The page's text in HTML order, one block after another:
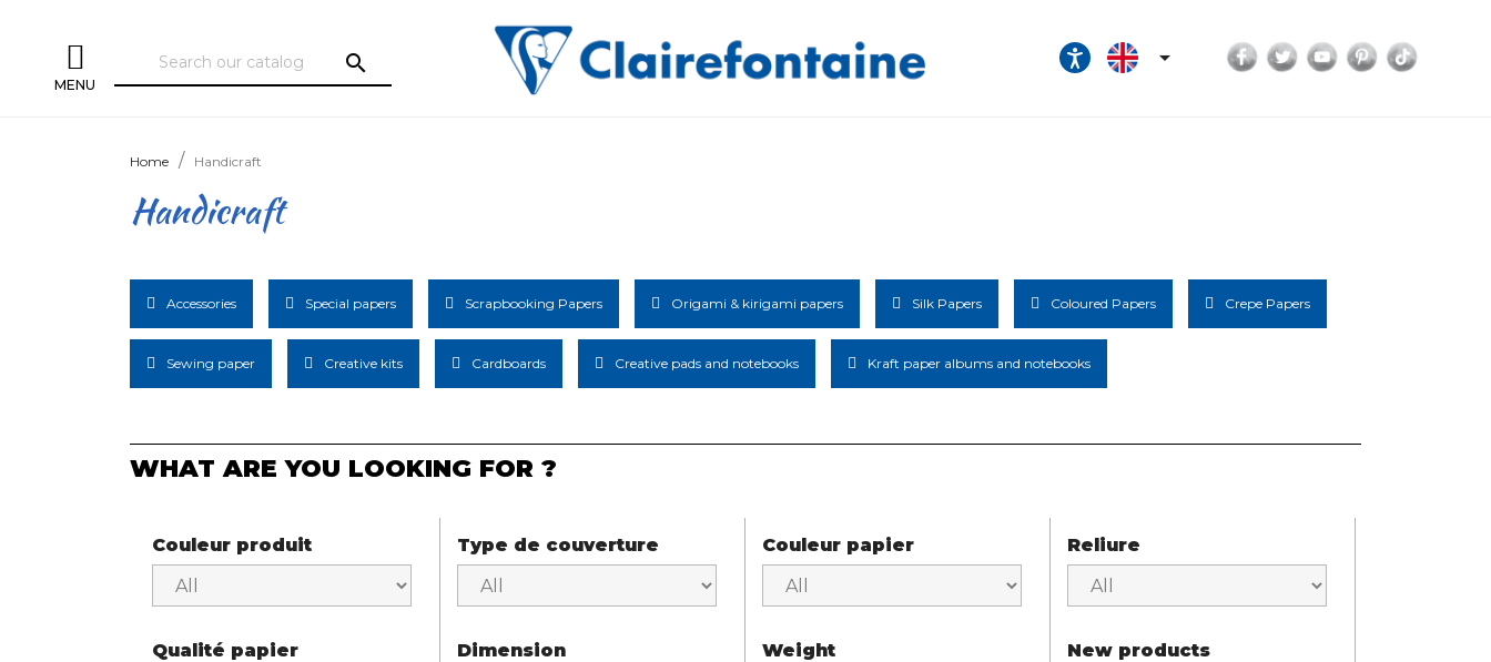
MENU
search  Facebook
TwitterYouTubePinterest
Home Handicraft
Handicraft
Accessories Special papers Scrapbooking Papers Origami & kirigami papers Silk Papers Coloured Papers Crepe Papers
Sewing paper Creative kits Cardboards Creative pads and notebooks Kraft paper albums and notebooks
WHAT ARE YOU LOOKING FOR ?
Couleur produit Type de couverture Couleur papier Reliure
Qualité papier Dimension Weight New products